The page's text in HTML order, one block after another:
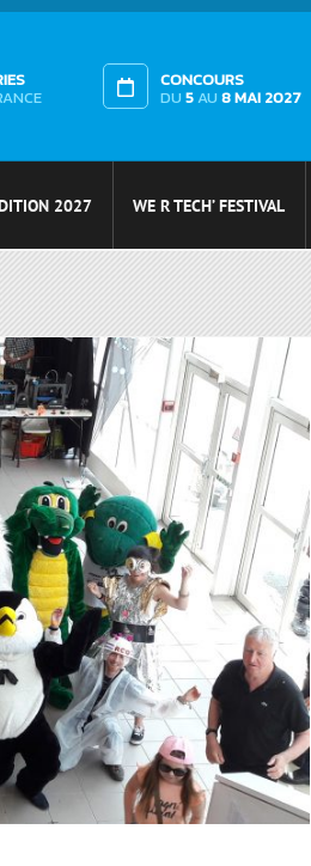
CONCOURS
DU 5AU 8 MAI 2027
2027 WE R TECH’ FESTIVAL